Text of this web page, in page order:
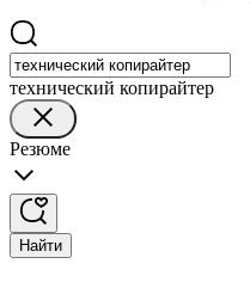
технический копирайтер
Резюме
Найти